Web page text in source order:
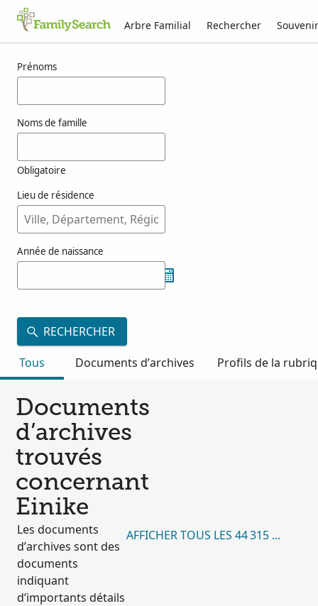
Arbre Familial Rechercher
Prénoms
Noms de famille
Obligatoire
Lieu de résidence
Année de naissance
RECHERCHER
Tous
Documents d’archives Profils de la
Documents
d’archives
trouvés
concernant
Einike
Les documents
d’archives sont des
documents
indiquant
d’importants détails
AFFICHER TOUS LES 44 315